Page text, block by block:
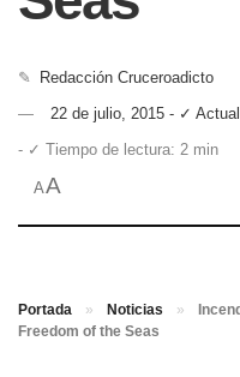
✎
Redacción Cruceroadicto
22 de julio, 2015 - ✓
- ✓ Tiempo de lectura: 2 min
AA
Portada » Noticias »
Freedom of the Seas